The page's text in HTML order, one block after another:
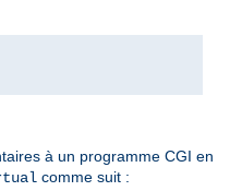
à un programme CGI en
comme suit :